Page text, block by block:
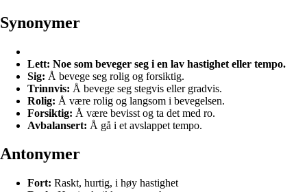
Synonymer
Lett: Noe som beveger seg i en lav hastighet eller tempo.
Sig: Å bevege seg rolig og forsiktig.
Trinnvis: Å bevege seg stegvis eller gradvis.
Rolig: Å være rolig og langsom i bevegelsen.
Forsiktig: Å være bevisst og ta det med ro.
Avbalansert: Å gå i et avslappet tempo.
Antonymer
Fort: Raskt, hurtig, i høy hastighet